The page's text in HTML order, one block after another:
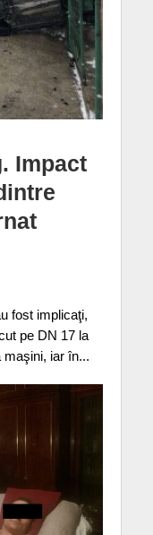
Impact
fost implicaţi,
pe DN 17 la
maşini, iar în...